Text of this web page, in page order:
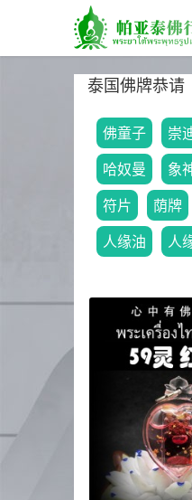
泰国佛牌恭请
佛童子 崇
哈奴曼
象
符片
荫牌
人缘油
人